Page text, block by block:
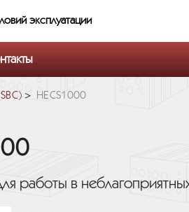
эксплуатации
HECS1000
работы в